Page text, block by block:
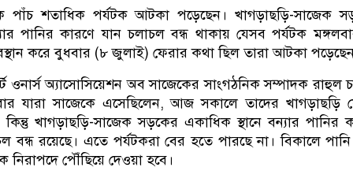
পাঁচ শতাধিক পর্যটক আটকা পড়েছেন। খাগড়াছড়ি-সাজেক
পানির কারণে যান চলাচল বন্ধ থাকায় যেসব পর্যটক
করে বুধবার (৮ জুলাই) ফেরার কথা ছিল তারা আটকা
ওনার্স অ্যাসোসিয়েশন অব সাজেকের সাংগঠনিক সম্পাদক রাহুল
যারা সাজেকে এসেছিলেন, আজ সকালে তাদের খাগড়াছড়ি
খাগড়াছড়ি-সাজেক সড়কের একাধিক স্থানে বন্যার পানির
রয়েছে। এতে পর্যটকরা বের হতে পারছে না। বিকালে
নিরাপদে পৌঁছিয়ে দেওয়া হবে।